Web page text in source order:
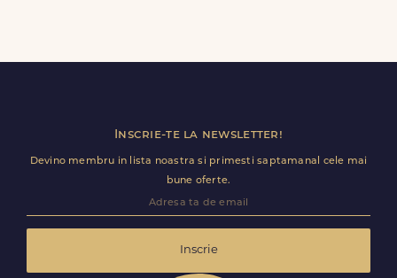
livrare pentru Scheia (Alexandru Ioan Cuza).
Inscrie-te la newsletter!
Devino membru in lista noastra si primesti saptamanal cele mai
bune oferte.
Inscrie